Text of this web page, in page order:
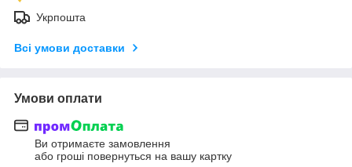
Укрпошта
Всі умови доставки
Умови оплати
Ви отримаєте замовлення
або гроші повернуться на вашу картку